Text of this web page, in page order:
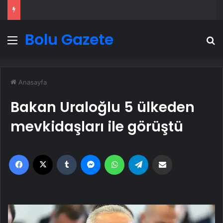
Menü
Bolu Gazete
Anasayfa
Bakan Uraloğlu 5 ülkeden
mevkidaşları ile görüştü
Facebook Tumblr MessengerWhatsApp